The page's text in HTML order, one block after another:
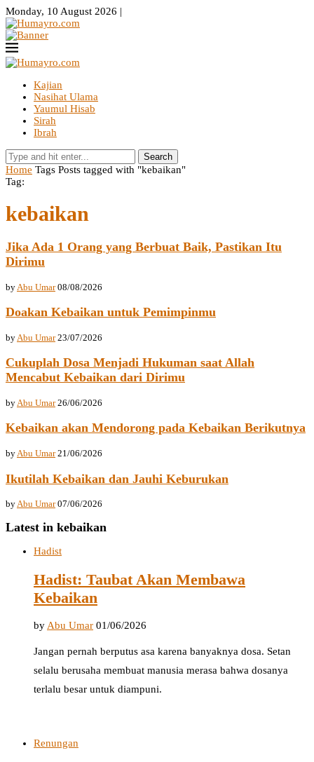
Monday, 10 August 2026 |
Kajian
Nasihat Ulama
Yaumul Hisab
Sirah
Ibrah
Search
Home Tags Posts tagged with "kebaikan"
Tag:
kebaikan
Jika Ada 1 Orang yang Berbuat Baik, Pastikan Itu
Dirimu
by Abu Umar 08/08/2026
Doakan Kebaikan untuk Pemimpinmu
by Abu Umar 23/07/2026
Cukuplah Dosa Menjadi Hukuman saat Allah
Mencabut Kebaikan dari Dirimu
by Abu Umar 26/06/2026
Kebaikan akan Mendorong pada Kebaikan Berikutnya
byAbu Umar 21/06/2026
Ikutilah Kebaikan dan Jauhi Keburukan
byAbu Umar 07/06/2026
Latest in kebaikan
Hadist
Hadist: Taubat Akan Membawa
Kebaikan
byAbu Umar 01/06/2026
Jangan pernah berputus asa karena banyaknya dosa. Setan
selalu berusaha membuat manusia merasa bahwa dosanya
terlalu besar untuk diampuni.
Renungan